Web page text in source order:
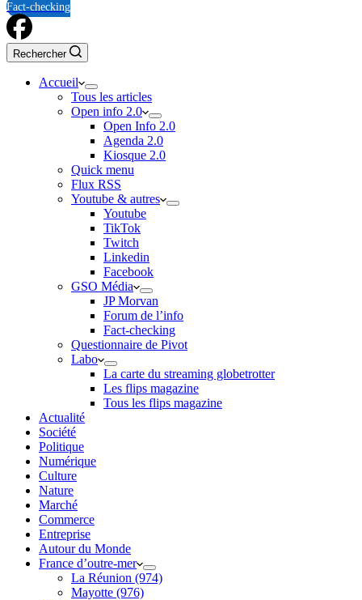
Fact-checking
Rechercher
Accueil
Tous les articles
Open info 2.0
Open Info 2.0
Agenda 2.0
Kiosque 2.0
Quick menu
Flux RSS
Youtube & autres
Youtube
TikTok
Twitch
Linkedin
Facebook
GSO Média
JP Morvan
Forum de l’info
Fact-checking
Questionnaire de Pivot
Labo
La carte du streaming globetrotter
Les flips magazine
Tous les flips magazine
Actualité
Société
Politique
Numérique
Culture
Nature
Marché
Commerce
Entreprise
Autour du Monde
France d’outre-mer
La Réunion (974)
Mayotte (976)